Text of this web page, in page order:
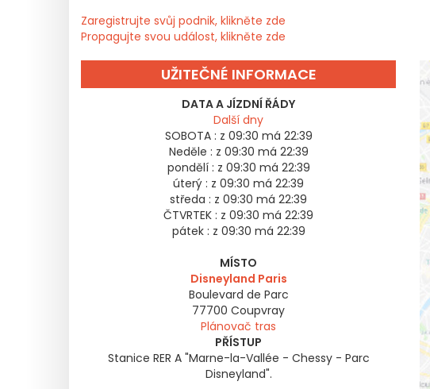
Zaregistrujte svůj podnik, klikněte zde
Propagujte svou událost, klikněte zde
UŽITEČNÉ INFORMACE
DATA A JÍZDNÍ ŘÁDY
Další dny
SOBOTA : z 09:30 má 22:39
Neděle : z 09:30 má 22:39
pondělí : z 09:30 má 22:39
úterý : z 09:30 má 22:39
středa : z 09:30 má 22:39
ČTVRTEK : z 09:30 má 22:39
pátek : z 09:30 má 22:39
MÍSTO
Disneyland Paris
Boulevard de Parc
77700 Coupvray
Plánovač tras
PŘÍSTUP
Stanice RER A "Marne-la-Vallée - Chessy - Parc
Disneyland".